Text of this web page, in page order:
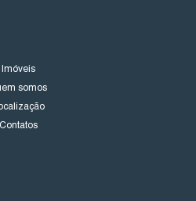
Imóveis
somos
Contatos